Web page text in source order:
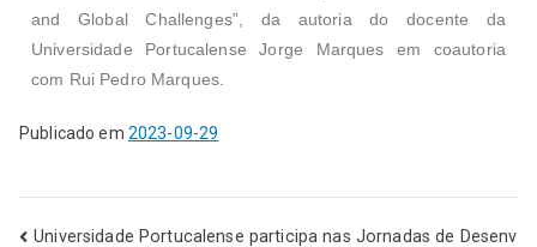
and Global Challenges”, da autoria do docente da
Universidade Portucalense Jorge Marques em coautoria
com Rui Pedro Marques.
Publicado em 2023-09-29
Universidade Portucalense participa nas Jornadas de Desenv